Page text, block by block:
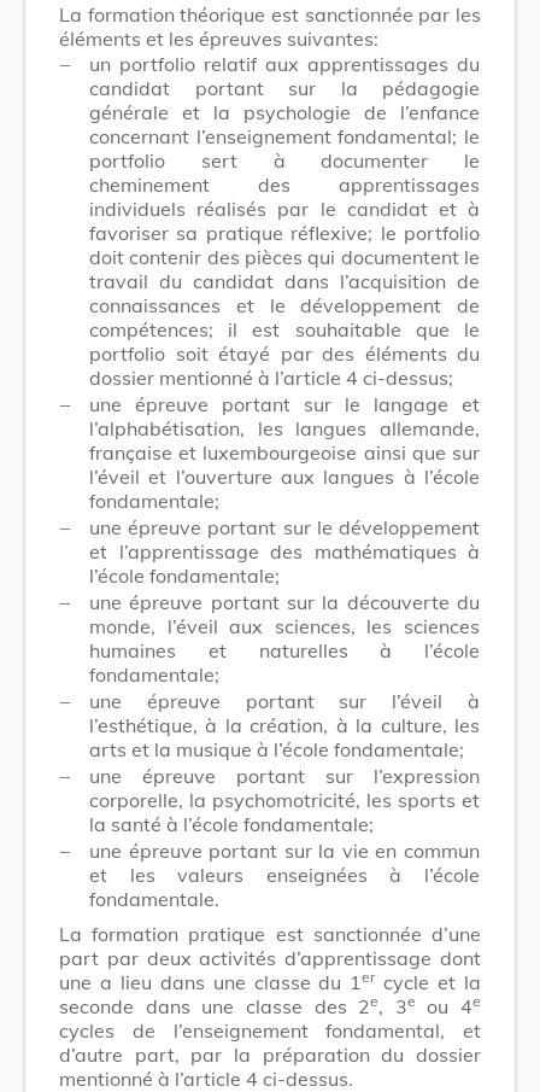
La formation théorique est sanctionnée par les
éléments et les épreuves suivantes:
–
un portfolio relatif aux apprentissages du
candidat portant sur la pédagogie
générale et la psychologie de l’enfance
concernant l’enseignement fondamental; le
portfolio sert à documenter le
cheminement des apprentissages
individuels réalisés par le candidat et à
favoriser sa pratique réflexive; le portfolio
doit contenir des pièces qui documentent le
travail du candidat dans l’acquisition de
connaissances et le développement de
compétences; il est souhaitable que le
portfolio soit étayé par des éléments du
dossier mentionné à l’article 4 ci-dessus;
–
une épreuve portant sur le langage et
l’alphabétisation, les langues allemande,
française et luxembourgeoise ainsi que sur
l’éveil et l’ouverture aux langues à l’école
fondamentale;
–
une épreuve portant sur le développement
et l’apprentissage des mathématiques à
l’école fondamentale;
–
une épreuve portant sur la découverte du
monde, l’éveil aux sciences, les sciences
humaines et naturelles à l’école
fondamentale;
–
une épreuve portant sur l’éveil à
l’esthétique, à la création, à la culture, les
arts et la musique à l’école fondamentale;
–
une épreuve portant sur l’expression
corporelle, la psychomotricité, les sports et
la santé à l’école fondamentale;
–
une épreuve portant sur la vie en commun
et les valeurs enseignées à l’école
fondamentale.
La formation pratique est sanctionnée d’une
part par deux activités d’apprentissage dont
une a lieu dans une classe du 1ercycle et la
seconde dans une classe des 2e, 3e ou 4e
cycles de l’enseignement fondamental, et
d’autre part, par la préparation du dossier
mentionné à l’article 4 ci-dessus.